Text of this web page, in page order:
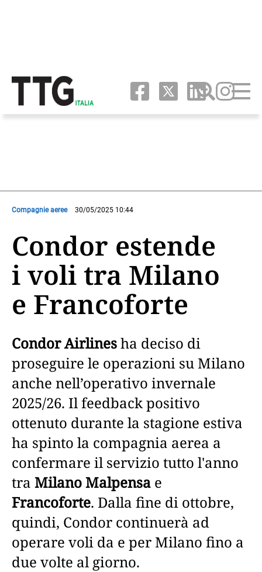
Compagnie aeree 30/05/2025 10:44
Condor estende
i voli tra Milano
e Francoforte
Condor Airlinesha deciso di
proseguire le operazioni su Milano
anche nell’operativo invernale
2025/26. Il feedback positivo
ottenuto durante la stagione estiva
ha spinto la compagnia aerea a
confermare il servizio tutto l'anno
tra Milano Malpensa e
Francoforte. Dalla fine di ottobre,
quindi, Condor continuerà ad
operare voli da e per Milano fino a
due volte al giorno.